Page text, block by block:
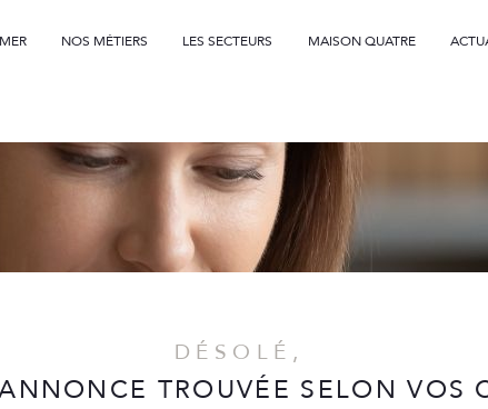
NOS MÉTIERS LES SECTEURS MAISON QUATRE
Estimer
LOCALISATION BUDGET
DÉSOLÉ,
TROUVÉE SELON VOS